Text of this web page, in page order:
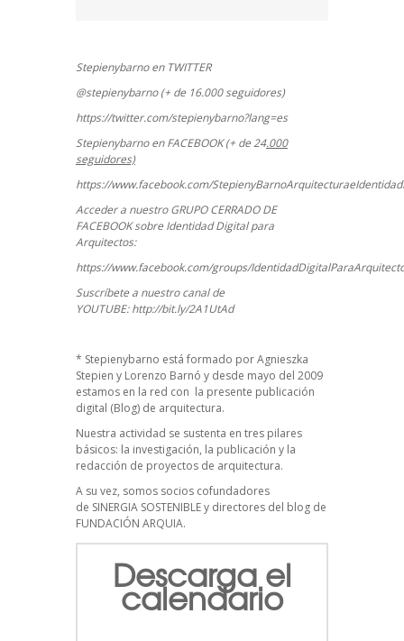
Stepienybarno en TWITTER
@stepienybarno (+ de 16.000 seguidores)
https://twitter.com/stepienybarno?lang=es
Stepienybarno en FACEBOOK (+ de 24.000
seguidores)
https://www.facebook.com/
Acceder a nuestro GRUPO CERRADO DE
FACEBOOK sobre Identidad Digital para
Arquitectos:
https://www.facebook.com/groups/
Suscríbete a nuestro canal de
YOUTUBE:http://bit.ly/2A1UtAd
* Stepienybarno está formado por Agnieszka
Stepien y Lorenzo Barnó y desde mayo del 2009
estamos en la red con la presente publicación
digital (Blog) de arquitectura.
Nuestra actividad se sustenta en tres pilares
básicos: la investigación, la publicación y la
redacción de proyectos de arquitectura.
A su vez, somos socios cofundadores
de SINERGIA SOSTENIBLEy directores del blog de
FUNDACIÓN ARQUIA.
Descarga el
calendario